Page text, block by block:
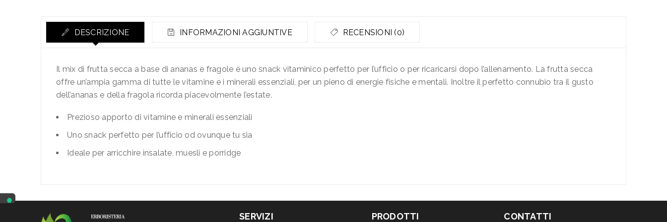
DESCRIZIONE INFORMAZIONI AGGIUNTIVE RECENSIONI (0)
Il mix di frutta secca a base di ananas e fragole è uno snack vitaminico perfetto per l’ufficio o per ricaricarsi dopo l’allenamento. La frutta secca
offre un’ampia gamma di tutte le vitamine e i minerali essenziali, per un pieno di energie fisiche e mentali. Inoltre il perfetto connubio tra il gusto
dell’ananas e della fragola ricorda piacevolmente l’estate.
Prezioso apporto di vitamine e minerali essenziali
Uno snack perfetto per l’ufficio od ovunque tu sia
Ideale per arricchire insalate, muesli e porridge
SERVIZI PRODOTTI CONTATTI